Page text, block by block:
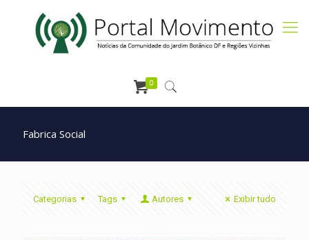
0
Fabrica Social
Categorias Tags Autores Exibir tudo